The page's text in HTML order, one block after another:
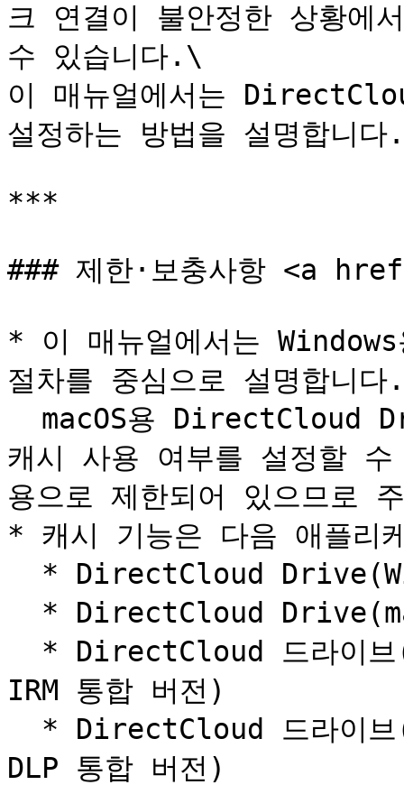
크 연결이 불안정한 상황에
수 있습니다.\
이 매뉴얼에서는
설정하는 방법을 설명합니다.
***
### 제한·보충사항 <a
* 이 매뉴얼에서는
절차를 중심으로 설명합니
캐시 사용 여부를 설정할
용으로 제한되어 있으므로
* 캐시 기능은 다음 애플리
IRM 통합 버전)
DLP 통합 버전)